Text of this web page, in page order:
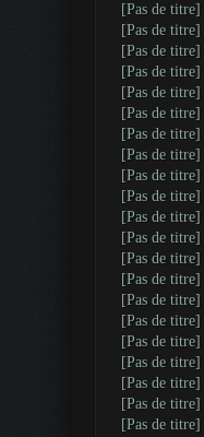
[Pas de titre]
[Pas de titre]
[Pas de titre]
[Pas de titre]
[Pas de titre]
[Pas de titre]
[Pas de titre]
[Pas de titre]
[Pas de titre]
[Pas de titre]
[Pas de titre]
[Pas de titre]
[Pas de titre]
[Pas de titre]
[Pas de titre]
[Pas de titre]
[Pas de titre]
[Pas de titre]
[Pas de titre]
[Pas de titre]
[Pas de titre]